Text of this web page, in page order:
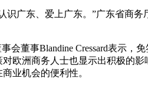
广东、爱上广东。”广东省商
董事Blandine Cressard表示，
欧洲商务人士也显示出积极的
业机会的便利性。